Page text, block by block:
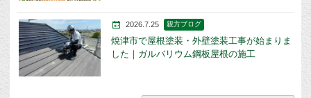
2026.7.25 親方ブログ
焼津市で屋根塗装・外壁塗装工事が始まりま
した｜ガルバリウム鋼板屋根の施工